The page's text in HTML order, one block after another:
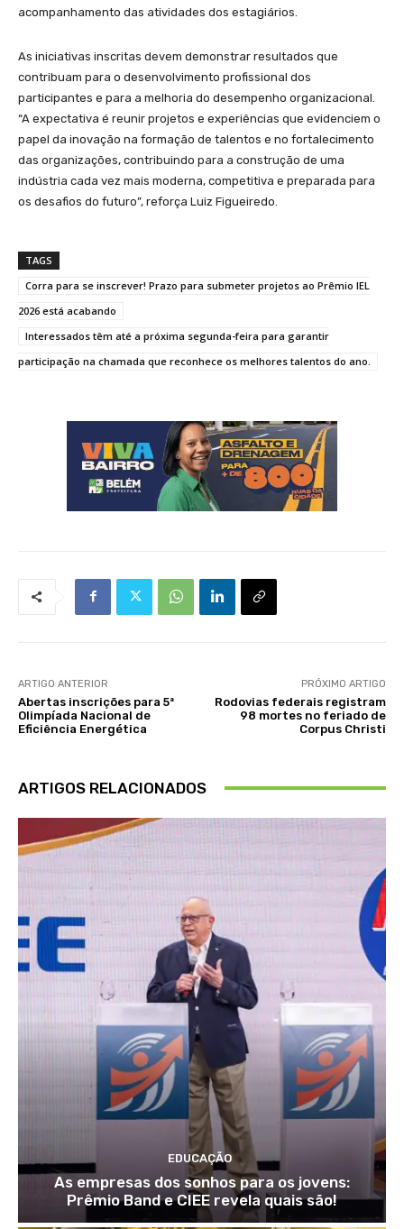
acompanhamento das atividades dos estagiários.
As iniciativas inscritas devem demonstrar resultados que
contribuam para o desenvolvimento profissional dos
participantes e para a melhoria do desempenho organizacional.
“A expectativa é reunir projetos e experiências que evidenciem o
papel da inovação na formação de talentos e no fortalecimento
das organizações, contribuindo para a construção de uma
indústria cada vez mais moderna, competitiva e preparada para
os desafios do futuro”, reforça Luiz Figueiredo.
TAGS
Corra para se inscrever! Prazo para submeter projetos ao Prêmio IEL
2026 está acabando
Interessados têm até a próxima segunda-feira para garantir
participação na chamada que reconhece os melhores talentos do ano.
ARTIGO ANTERIOR
Abertas inscrições para 5ª
Olimpíada Nacional de
Eficiência Energética
PRÓXIMO ARTIGO
Rodovias federais registram
98 mortes no feriado de
Corpus Christi
ARTIGOS RELACIONADOS
EDUCAÇÃO
As empresas dos sonhos para os jovens:
Prêmio Band e CIEE revela quais são!